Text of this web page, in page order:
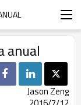
anual
Jason Zeng